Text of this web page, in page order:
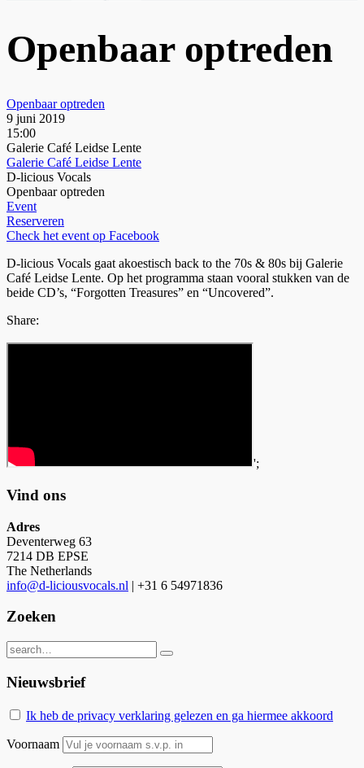
Openbaar optreden
Openbaar optreden
9 juni 2019
15:00
Galerie Café Leidse Lente
Galerie Café Leidse Lente
D-licious Vocals
Openbaar optreden
Event
Reserveren
Check het event op Facebook
D-licious Vocals gaat akoestisch back to the 70s & 80s bij Galerie
Café Leidse Lente. Op het programma staan vooral stukken van de
beide CD’s, “Forgotten Treasures” en “Uncovered”.
Share:
';
Vind ons
Adres
Deventerweg 63
7214 DB EPSE
The Netherlands
info@d-liciousvocals.nl | +31 6 54971836
Zoeken
Nieuwsbrief
Ik heb de privacy verklaring gelezen en ga hiermee akkoord
Voornaam